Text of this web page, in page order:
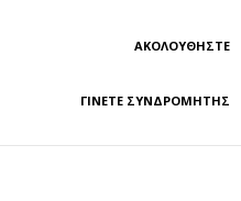
ΑΚΟΛΟΥΘΉΣΤΕ
ΓΊΝΕΤΕ ΣΥΝΔΡΟΜΗΤΉΣ